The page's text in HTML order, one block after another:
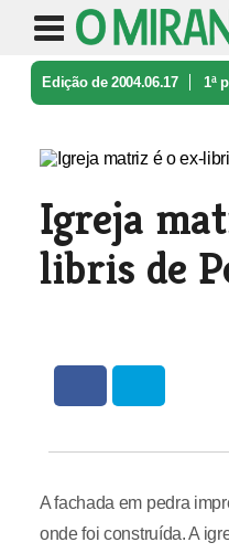
Edição de 2004.06.17 1ª
Igreja
libris de
A fachada em pedra
onde foi construída. A